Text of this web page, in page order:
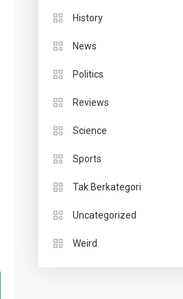
History
News
Politics
Reviews
Science
Sports
Tak Berkategori
Uncategorized
Weird